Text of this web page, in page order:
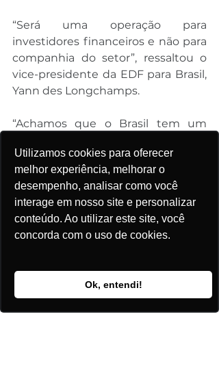
Utilizamos cookies para oferecer
melhor experiência, melhorar o
desempenho, analisar como você
interage em nosso site e personalizar
conteúdo. Ao utilizar este site, você
concorda com o uso de cookies.
Ok, entendi!
“Será uma operação para
investidores financeiros e não para
companhia do setor”, ressaltou o
vice-presidente da EDF para Brasil,
Yann des Longchamps.
“Achamos que o Brasil tem um
crescendo de novo, e o
crescimento deve puxar o
consumo. É um país com
potencialidades”, destacou.